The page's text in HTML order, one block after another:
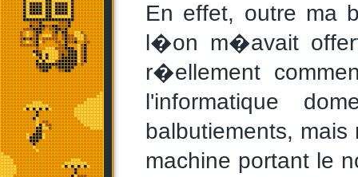
En effet, outre ma
l�on m�avait
r�ellement
l'informatique
balbutiements,
machine portant le